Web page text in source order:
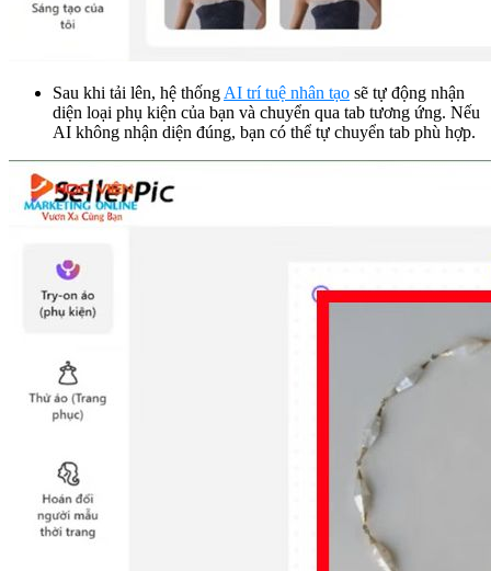
Sau khi tải lên, hệ thống AI trí tuệ nhân tạo sẽ tự động nhận
diện loại phụ kiện của bạn và chuyển qua tab tương ứng. Nếu
AI không nhận diện đúng, bạn có thể tự chuyển tab phù hợp.